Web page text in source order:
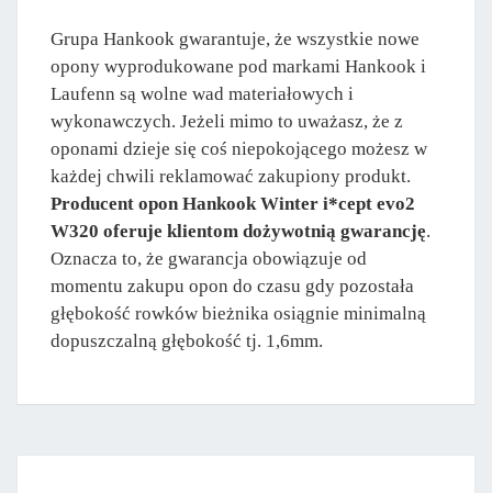
Grupa Hankook gwarantuje, że wszystkie nowe
opony wyprodukowane pod markami Hankook i
Laufenn są wolne wad materiałowych i
wykonawczych. Jeżeli mimo to uważasz, że z
oponami dzieje się coś niepokojącego możesz w
każdej chwili reklamować zakupiony produkt.
Producent opon Hankook Winter i*cept evo2
W320 oferuje klientom dożywotnią gwarancję.
Oznacza to, że gwarancja obowiązuje od
momentu zakupu opon do czasu gdy pozostała
głębokość rowków bieżnika osiągnie minimalną
dopuszczalną głębokość tj. 1,6mm.